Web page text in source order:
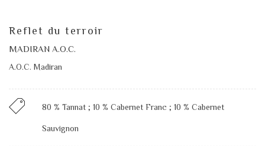
Reflet du terroir
MADIRAN A.O.C.
A.O.C. Madiran
80 % Tannat ; 10 % Cabernet Franc ; 10 % Cabernet
Sauvignon